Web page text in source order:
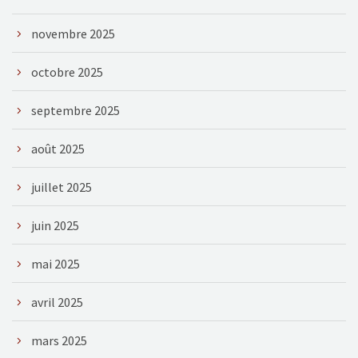
novembre 2025
octobre 2025
septembre 2025
août 2025
juillet 2025
juin 2025
mai 2025
avril 2025
mars 2025